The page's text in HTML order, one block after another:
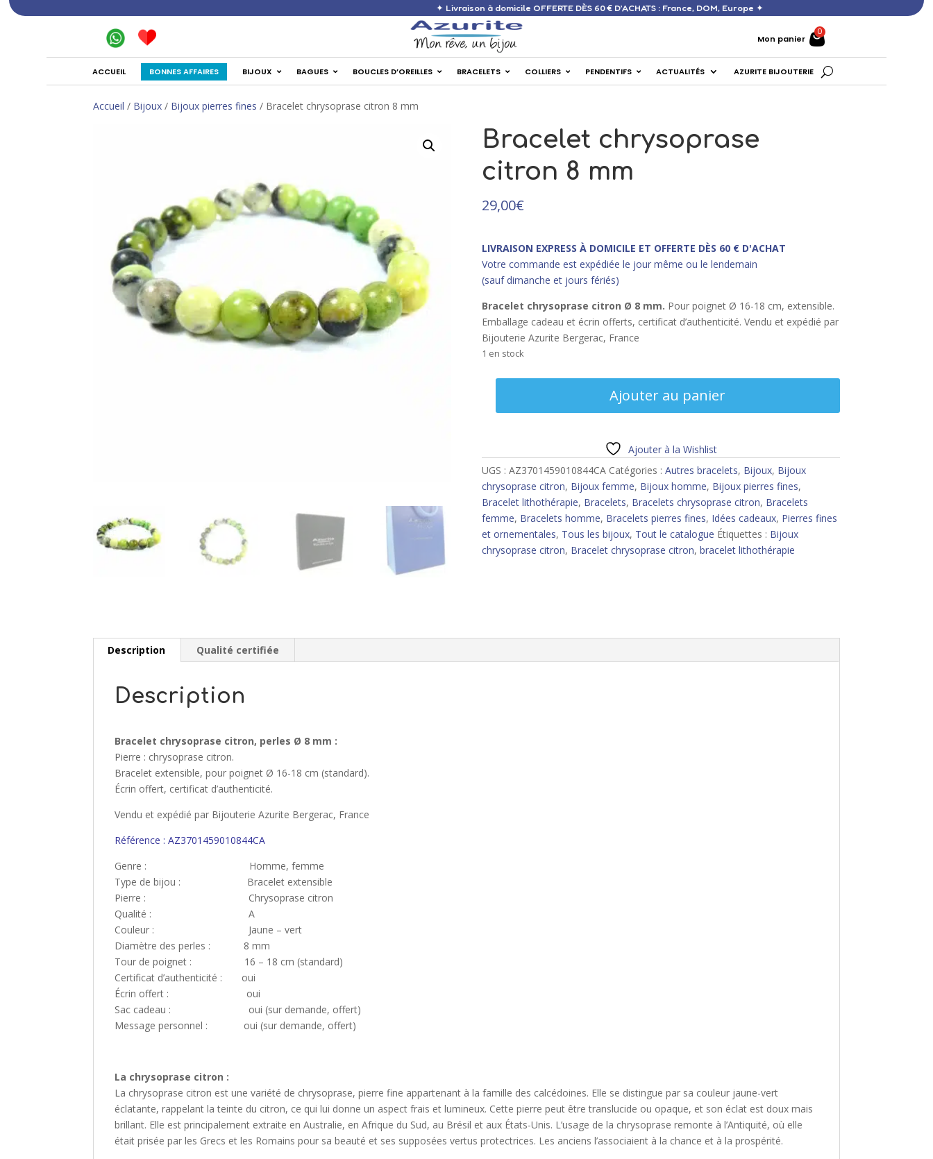
✦ Livraison à domicile OFFERTE DÈS 60 € D’ACHATS : France, DOM, Europe ✦
Mon panier
ACCUEIL BONNES AFFAIRES BIJOUX BAGUES BOUCLES D’OREILLES BRACELETS COLLIERS PENDENTIFS ACTUALITÉS AZURITE BIJOUTERIE
Accueil / Bijoux / Bijoux pierres fines / Bracelet chrysoprase citron 8 mm
Bracelet chrysoprase
citron 8 mm
29,00€
LIVRAISON EXPRESS À DOMICILE ET OFFERTE DÈS 60 € D'ACHAT
Votre commande est expédiée le jour même ou le lendemain
(sauf dimanche et jours fériés)
Bracelet chrysoprase citron Ø 8 mm. Pour poignet Ø 16-18 cm, extensible.
Emballage cadeau et écrin offerts, certificat d’authenticité. Vendu et expédié par
Bijouterie Azurite Bergerac, France
1 en stock
Bracelet
8
mm
Ajouter au panier
Ajouter à la Wishlist
UGS : AZ3701459010844CA Catégories : Autres bracelets, Bijoux, Bijoux
chrysoprase citron, Bijoux femme, Bijoux homme, Bijoux pierres fines,
Bracelet lithothérapie, Bracelets, Bracelets chrysoprase citron, Bracelets
femme, Bracelets homme, Bracelets pierres fines, Idées cadeaux, Pierres fines
et ornementales, Tous les bijoux, Tout le catalogue Étiquettes : Bijoux
chrysoprase citron, Bracelet chrysoprase citron, bracelet lithothérapie
Description Qualité certifiée
Description
Bracelet chrysoprase citron, perles Ø 8 mm :
Pierre : chrysoprase citron.
Bracelet extensible, pour poignet Ø 16-18 cm (standard).
Écrin offert, certificat d’authenticité.
Vendu et expédié par Bijouterie Azurite Bergerac, France
Référence : AZ3701459010844CA
Genre : Homme, femme
Type de bijou : Bracelet extensible
Pierre : Chrysoprase citron
Qualité : A
Couleur : Jaune – vert
Diamètre des perles : 8 mm
Tour de poignet : 16 – 18 cm (standard)
Certificat d’authenticité : oui
Écrin offert : oui
Sac cadeau : oui (sur demande, offert)
Message personnel : oui (sur demande, offert)
La chrysoprase citron :
La chrysoprase citron est une variété de chrysoprase, pierre fine appartenant à la famille des calcédoines. Elle se distingue par sa couleur jaune-vert
éclatante, rappelant la teinte du citron, ce qui lui donne un aspect frais et lumineux. Cette pierre peut être translucide ou opaque, et son éclat est doux mais
brillant. Elle est principalement extraite en Australie, en Afrique du Sud, au Brésil et aux États-Unis. L’usage de la chrysoprase remonte à l’Antiquité, où elle
était prisée par les Grecs et les Romains pour sa beauté et ses supposées vertus protectrices. Les anciens l’associaient à la chance et à la prospérité.